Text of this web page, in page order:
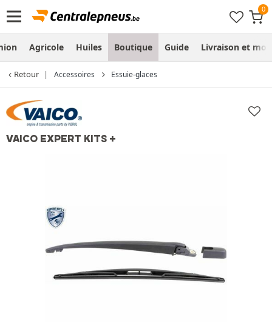
Agricole Huiles Boutique Guide Livraison et
Retour Accessoires Essuie-glaces
VAICO EXPERT KITS +